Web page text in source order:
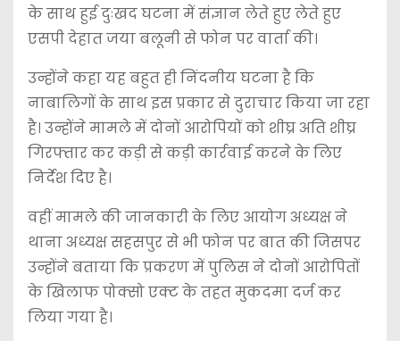
के साथ हुई दुःखद घटना में संज्ञान लेते हुए लेते हुए
एसपी देहात जया बलूनी से फोन पर वार्ता की।
उन्होंने कहा यह बहुत ही निंदनीय घटना है कि
नाबालिगों के साथ इस प्रकार से दुराचार किया जा रहा
है। उन्होंने मामले में दोनों आरोपियों को शीघ्र अति शीघ्र
गिरफ्तार कर कड़ी से कड़ी कार्रवाई करने के लिए
निर्देश दिए है।
वहीं मामले की जानकारी के लिए आयोग अध्यक्ष ने
थाना अध्यक्ष सहसपुर से भी फोन पर बात की जिसपर
उन्होंने बताया कि प्रकरण में पुलिस ने दोनों आरोपितों
के खिलाफ पोक्सो एक्ट के तहत मुकदमा दर्ज कर
लिया गया है।